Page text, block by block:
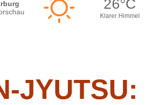
JYUTSU: